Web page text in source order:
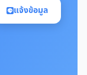
แจ้งข้อมูล